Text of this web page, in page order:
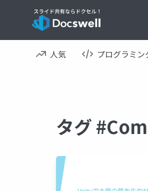
人気 プログラミン
タグ